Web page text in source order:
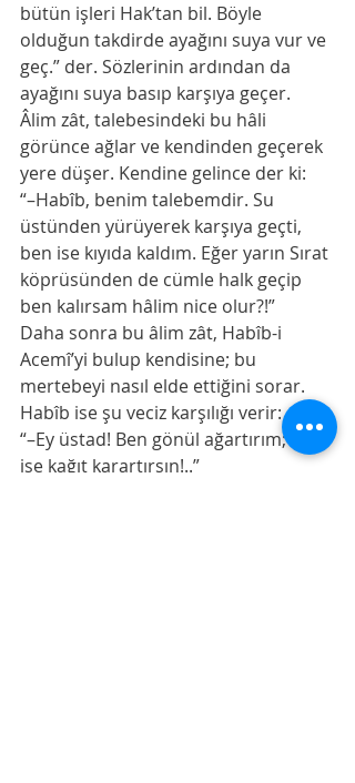
bütün işleri Hak’tan bil. Böyle
olduğun takdirde ayağını suya vur ve
geç.” der. Sözlerinin ardından da
ayağını suya basıp karşıya geçer.
Âlim zât, talebesindeki bu hâli
görünce ağlar ve kendinden geçerek
yere düşer. Kendine gelince der ki:
“–Habîb, benim talebemdir. Su
üstünden yürüyerek karşıya geçti,
ben ise kıyıda kaldım. Eğer yarın Sırat
köprüsünden de cümle halk ge­çip
ben kalırsam hâlim nice olur?!”
Daha sonra bu âlim zât, Habîb-i
Acemî’yi bulup kendisine; bu
mertebeyi nasıl elde ettiğini sorar.
Habîb ise şu veciz karşılığı verir:
“–Ey üstad! Ben gönül ağartırım; sen
ise kağıt karartırsın!..”